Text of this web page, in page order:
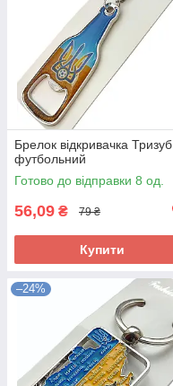
Брелок відкривачка Тризуб
футбольний
Готово до відправки 8 од.
56,09 ₴ 79 ₴
Купити
–24%